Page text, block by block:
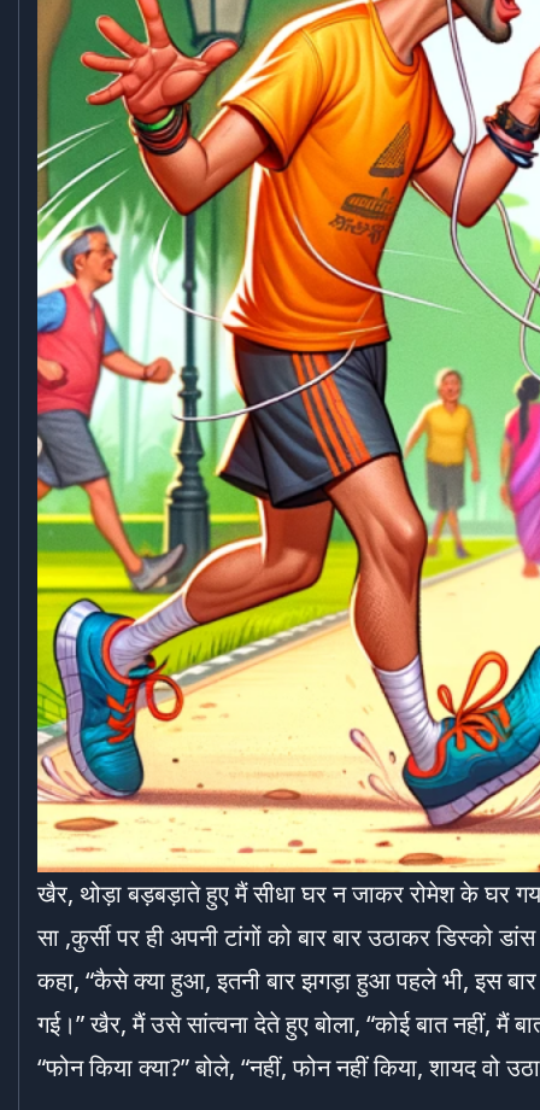
खैर, थोड़ा बड़बड़ाते हुए मैं सीधा घर न जाकर रोमेश के घर
सा ,कुर्सी पर ही अपनी टांगों को बार बार उठाकर डिस्को
कहा, “कैसे क्या हुआ, इतनी बार झगड़ा हुआ पहले भी, इस बार
गई।” खैर, मैं उसे सांत्वना देते हुए बोला, “कोई बात नहीं, मैं
“फोन किया क्या?” बोले, “नहीं, फोन नहीं किया, शायद